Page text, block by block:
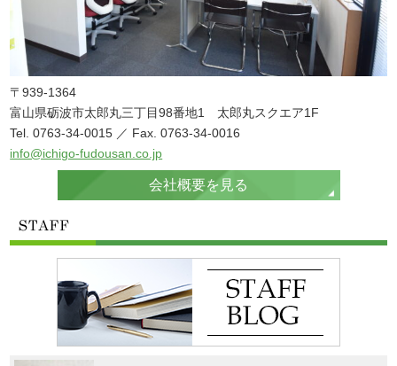
〒939-1364
富山県砺波市太郎丸三丁目98番地1 太郎丸スクエア1F
Tel. 0763-34-0015 ／ Fax. 0763-34-0016
info@ichigo-fudousan.co.jp
会社概要を見る